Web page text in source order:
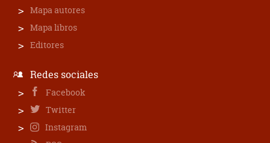
Mapa autores
Mapa libros
Editores
Redes sociales
Facebook
Twitter
Instagram